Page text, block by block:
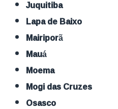
Juquitiba
Lapa de Baixo
Mairiporã
Mauá
Moema
Mogi das Cruzes
Osasco